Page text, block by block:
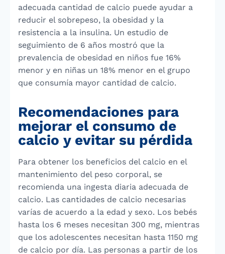
adecuada cantidad de calcio puede ayudar a
reducir el sobrepeso, la obesidad y la
resistencia a la insulina. Un estudio de
seguimiento de 6 años mostró que la
prevalencia de obesidad en niños fue 16%
menor y en niñas un 18% menor en el grupo
que consumía mayor cantidad de calcio.
Recomendaciones para
mejorar el consumo de
calcio y evitar su pérdida
Para obtener los beneficios del calcio en el
mantenimiento del peso corporal, se
recomienda una ingesta diaria adecuada de
calcio. Las cantidades de calcio necesarias
varías de acuerdo a la edad y sexo. Los bebés
hasta los 6 meses necesitan 300 mg, mientras
que los adolescentes necesitan hasta 1150 mg
de calcio por día. Las personas a partir de los